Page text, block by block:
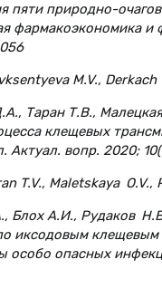
пяти природно-
фармакоэкономика и
M.V.,
Таран Т.В.,
клещевых
вопр. 2020;
T.V., Maletskaya
Блох А.И., Рудаков
иксодовым
особо опасных